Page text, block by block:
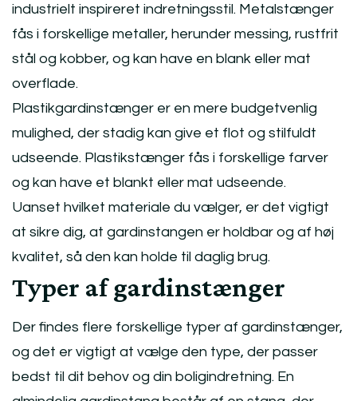
industrielt inspireret indretningsstil. Metalstænger
fås i forskellige metaller, herunder messing, rustfrit
stål og kobber, og kan have en blank eller mat
overflade.
Plastikgardinstænger er en mere budgetvenlig
mulighed, der stadig kan give et flot og stilfuldt
udseende. Plastikstænger fås i forskellige farver
og kan have et blankt eller mat udseende.
Uanset hvilket materiale du vælger, er det vigtigt
at sikre dig, at gardinstangen er holdbar og af høj
kvalitet, så den kan holde til daglig brug.
Typer af gardinstænger
Der findes flere forskellige typer af gardinstænger,
og det er vigtigt at vælge den type, der passer
bedst til dit behov og din boligindretning. En